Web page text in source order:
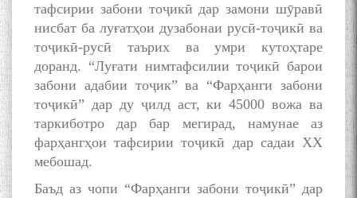
тафсирии забони тоҷикӣ дар замони шӯравӣ
нисбат ба луғатҳои дузабонаи русӣ-тоҷикӣ ва
тоҷикӣ-русӣ таърих ва умри кутоҳтаре
доранд. “Луғати нимтафсилии тоҷикӣ барои
забони адабии тоҷик” ва “Фарҳанги забони
тоҷикӣ” дар ду ҷилд аст, ки 45000 вожа ва
таркиботро дар бар мегирад, намунае аз
фарҳангҳои тафсирии тоҷикӣ дар садаи XX
мебошад.
Баъд аз чопи “Фарҳанги забони тоҷикӣ” дар